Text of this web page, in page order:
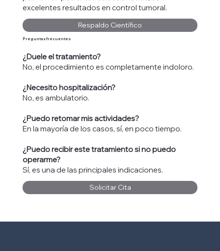
excelentes resultados en control tumoral.
Respaldo Científico
Preguntas frecuentes
¿Duele el tratamiento?
No, el procedimiento es completamente indoloro.
¿Necesito hospitalización?
No, es ambulatorio.
¿Puedo retomar mis actividades?
En la mayoría de los casos, sí, en poco tiempo.
¿Puedo recibir este tratamiento si no puedo
operarme?
Sí, es una de las principales indicaciones.
Solicitar Cita